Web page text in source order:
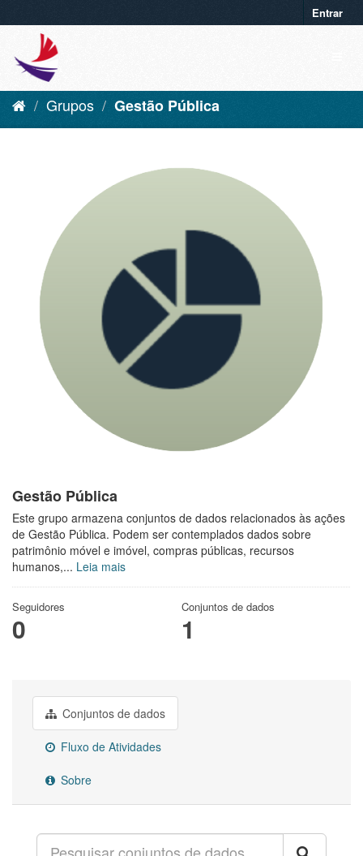
Entrar
Grupos Gestão Pública
Gestão Pública
Este grupo armazena conjuntos de dados relacionados às ações
de Gestão Pública. Podem ser contemplados dados sobre
patrimônio móvel e imóvel, compras públicas, recursos
humanos,... Leia mais
Seguidores
0
Conjuntos de dados
1
Conjuntos de dados
Fluxo de Atividades
Sobre